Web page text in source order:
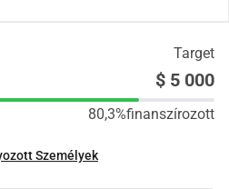
Target
$ 5 000
80,3%finanszírozott
Személyek